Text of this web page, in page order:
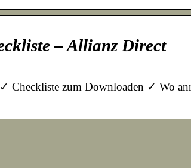
– Allianz Direct
Checkliste zum Downloaden ✓ Wo